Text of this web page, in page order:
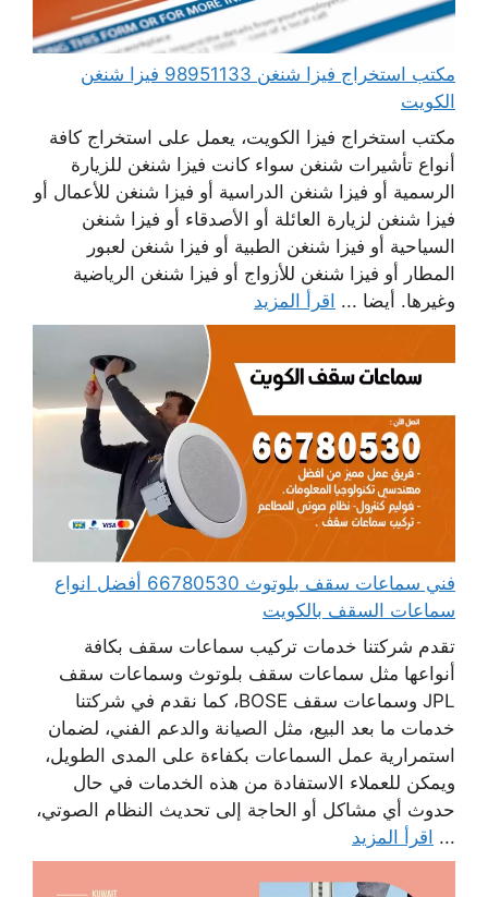
مكتب استخراج فيزا شنغن 98951133 فيزا شنغن
الكويت
مكتب استخراج فيزا الكويت، يعمل على استخراج كافة
أنواع تأشيرات شنغن سواء كانت فيزا شنغن للزيارة
الرسمية أو فيزا شنغن الدراسية أو فيزا شنغن للأعمال أو
فيزا شنغن لزيارة العائلة أو الأصدقاء أو فيزا شنغن
السياحية أو فيزا شنغن الطبية أو فيزا شنغن لعبور
المطار أو فيزا شنغن للأزواج أو فيزا شنغن الرياضية
وغيرها. أيضا ... اقرأ المزيد
فني سماعات سقف بلوتوث 66780530 أفضل انواع
سماعات السقف بالكويت
تقدم شركتنا خدمات تركيب سماعات سقف بكافة
أنواعها مثل سماعات سقف بلوتوث وسماعات سقف
JPL وسماعات سقف BOSE، كما نقدم في شركتنا
خدمات ما بعد البيع، مثل الصيانة والدعم الفني، لضمان
استمرارية عمل السماعات بكفاءة على المدى الطويل،
ويمكن للعملاء الاستفادة من هذه الخدمات في حال
حدوث أي مشاكل أو الحاجة إلى تحديث النظام الصوتي،
... اقرأ المزيد